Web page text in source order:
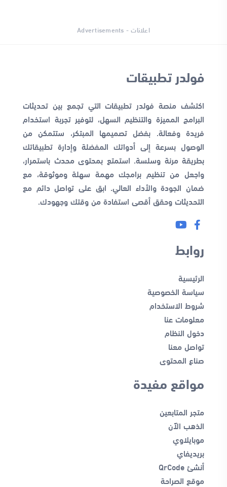
اعلانات - Advertisements
فولدر تطبيقات
اكتشف منصة فولدر تطبيقات التي تجمع بين تحديثات
البرامج المميزة والتنظيم السهل، لتوفير تجربة استخدام
فريدة وفعالة. بفضل تصميمها المبتكر، ستتمكن من
الوصول بسرعة إلى أدواتك المفضلة وإدارة تطبيقاتك
بطريقة مرنة وسلسة. استمتع بمحتوى محدث باستمرار،
واجعل من تنظيم برامجك مهمة سهلة وموثوقة، مع
ضمان الجودة والأداء العالي. ابق على تواصل دائم مع
التحديثات وحقق أقصى استفادة من وقتك وجهودك.
روابط
الرئيسية
سياسة الخصوصية
شروط الاستخدام
معلومات عنا
دخول النظام
تواصل معنا
صناع المحتوى
مواقع مفيدة
متجر المتابعين
الذهب الآن
موبايلاوي
بريديفاي
أنشئ QrCode
موقع الصراحة